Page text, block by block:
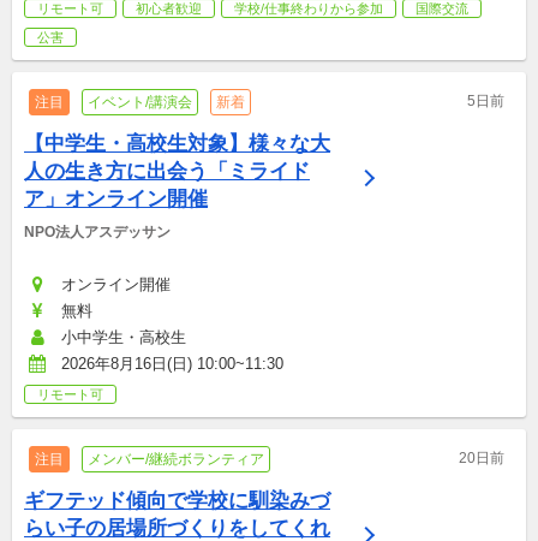
リモート可 初心者歓迎 学校/仕事終わりから参加
国際交流
公害
注目 イベント/講演会 新着 5日前
【中学生・高校生対象】様々な大
人の生き方に出会う「ミライド
ア」オンライン開催
NPO法人アスデッサン
オンライン開催
無料
小中学生・高校生
2026年8月16日(日) 10:00~11:30
リモート可
注目 メンバー/継続ボランティア 20日前
ギフテッド傾向で学校に馴染みづ
らい子の居場所づくりをしてくれ